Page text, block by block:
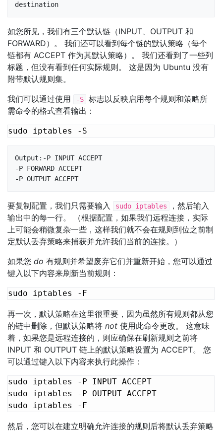
destination
如您所见，我们有三个默认链（INPUT、OUTPUT 和
FORWARD）。 我们还可以看到每个链的默认策略（每个
链都有 ACCEPT 作为其默认策略）。 我们还看到了一些列
标题，但没有看到任何实际规则。 这是因为 Ubuntu 没有
附带默认规则集。
我们可以通过使用
-S
标志以反映启用每个规则和策略所
需命令的格式查看输出：
Output:-P INPUT ACCEPT
-P FORWARD ACCEPT
-P OUTPUT ACCEPT
要复制配置，我们只需要输入 sudo iptables
，然后输入
输出中的每一行。 （根据配置，如果我们远程连接，实际
上可能会稍微复杂一些，这样我们就不会在规则到位之前制
定默认丢弃策略来捕获并允许我们当前的连接。）
如果您 do 有规则并希望废弃它们并重新开始，您可以通过
键入以下内容来刷新当前规则：
再一次，默认策略在这里很重要，因为虽然所有规则都从您
的链中删除，但默认策略将 not 使用此命令更改。 这意味
着，如果您是远程连接的，则应确保在刷新规则之前将
INPUT 和 OUTPUT 链上的默认策略设置为 ACCEPT。 您
可以通过键入以下内容来执行此操作：
sudo iptables -P INPUT ACCEPT
sudo iptables -P OUTPUT ACCEPT
然后，您可以在建立明确允许连接的规则后将默认丢弃策略